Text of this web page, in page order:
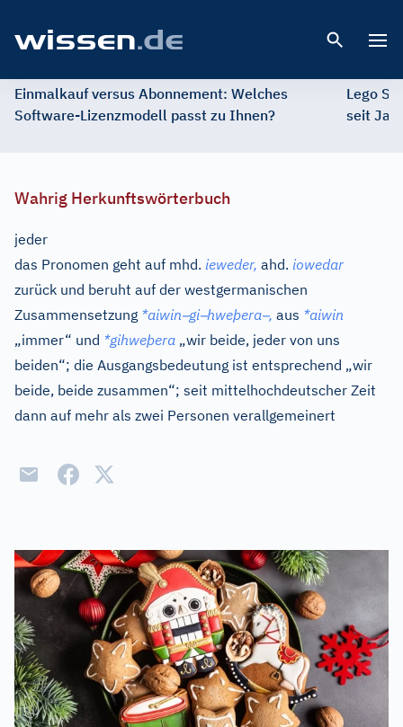
Einmalkauf versus Abonnement: Welches
Software-Lizenzmodell passt zu Ihnen?
Lego
seit
Wahrig Herkunftswörterbuch
jeder
das Pronomen geht auf mhd. ieweder, ahd. iowedar
zurück und beruht auf der westgermanischen
Zusammensetzung *aiwin–gi–hweþera–, aus *aiwin
„immer“ und *gihweþera „wir beide, jeder von uns
beiden“; die Ausgangsbedeutung ist entsprechend „wir
beide, beide zusammen“; seit mittelhochdeutscher Zeit
dann auf mehr als zwei Personen verallgemeinert